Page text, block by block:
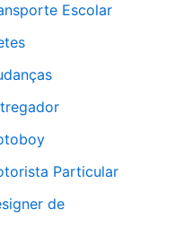
Escolar
Particular
de